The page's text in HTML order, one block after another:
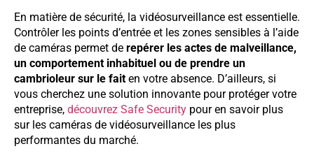
En matière de sécurité, la vidéosurveillance est essentielle.
Contrôler les points d’entrée et les zones sensibles à l’aide
de caméras permet de repérer les actes de malveillance,
un comportement inhabituel ou de prendre un
cambrioleur sur le fait en votre absence. D’ailleurs, si
vous cherchez une solution innovante pour protéger votre
entreprise, découvrez Safe Security pour en savoir plus
sur les caméras de vidéosurveillance les plus
performantes du marché.